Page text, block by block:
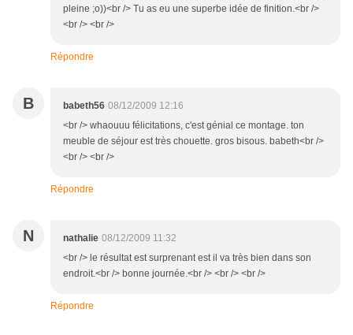
pleine ;o))<br /> Tu as eu une superbe idée de finition.<br />
<br /> <br />
Répondre
B babeth56 08/12/2009 12:16
<br /> whaouuu félicitations, c'est génial ce montage. ton
meuble de séjour est très chouette. gros bisous. babeth<br />
<br /> <br />
Répondre
N nathalie 08/12/2009 11:32
<br /> le résultat est surprenant est il va très bien dans son
endroit.<br /> bonne journée.<br /> <br /> <br />
Répondre